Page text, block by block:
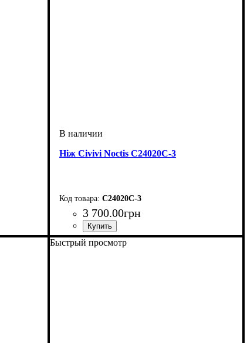
Ніж Civivi Noctis C24020С-3
C24020C-3
3 700.00грн
Быстрый просмотр